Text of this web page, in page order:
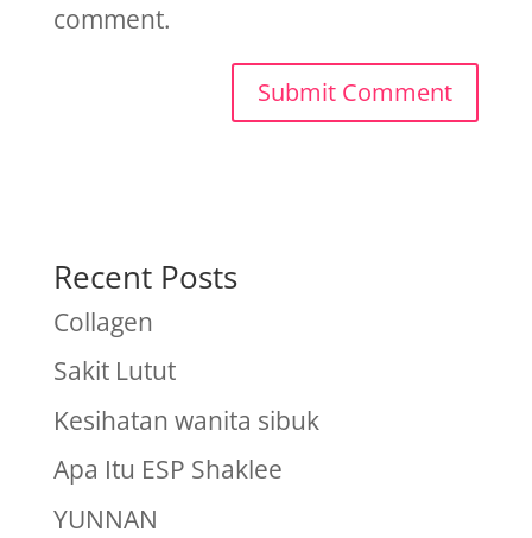
comment.
Recent Posts
Collagen
Sakit Lutut
Kesihatan wanita sibuk
Apa Itu ESP Shaklee
YUNNAN